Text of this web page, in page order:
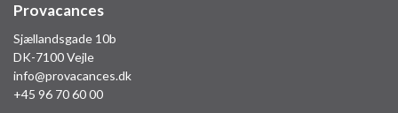
Provacances
Sjællandsgade 10b
DK-7100 Vejle
info@provacances.dk
+45 96 70 60 00